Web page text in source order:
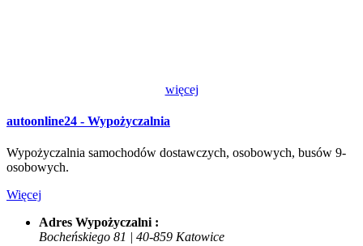
więcej
autoonline24 - Wypożyczalnia
Wypożyczalnia samochodów dostawczych, osobowych, busów 9-
osobowych.
Więcej
Adres Wypożyczalni :
Bocheńskiego 81 | 40-859 Katowice